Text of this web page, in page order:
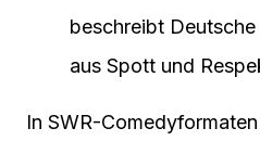
beschreibt
aus Spott und
In SWR-